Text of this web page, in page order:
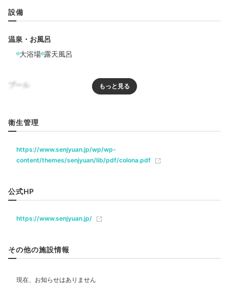
Freetime
絶景庭園で
ロビーの外には谷川岳を望む庭園が。ベンチや休憩スポ
おばあちゃんたちと遊んでいる間、ママは暖炉のある
設備
温泉・お風呂
大浴場 露天風呂
プール
リラクゼーション
ベビー＆子供関連
和室 和洋室 洋室
衛生管理
https://www.senjyuan.jp/wp/wp-
content/themes/senjyuan/lib/pdf/colona.pdf
公式HP
https://www.senjyuan.jp/
その他の施設情報